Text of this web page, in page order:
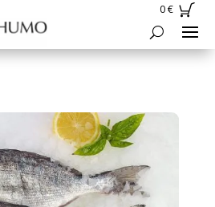
0€